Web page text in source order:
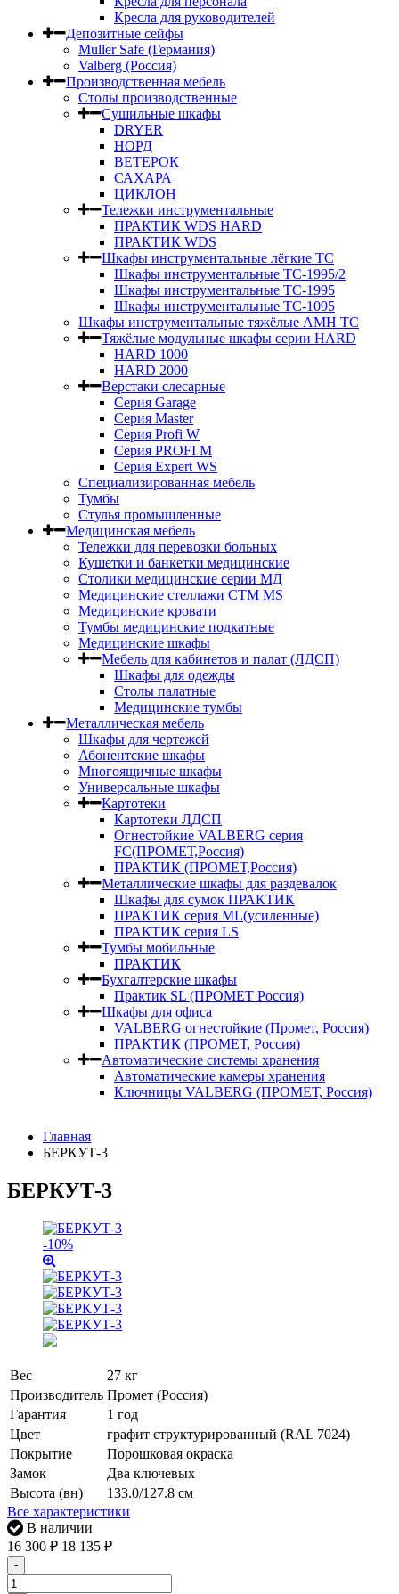
Кресла для руководителей
Депозитные сейфы
Muller Safe (Германия)
Valberg (Россия)
Производственная мебель
Столы производственные
Сушильные шкафы
DRYER
НОРД
ВЕТЕРОК
САХАРА
ЦИКЛОН
Тележки инструментальные
ПРАКТИК WDS HARD
ПРАКТИК WDS
Шкафы инструментальные лёгкие ТС
Шкафы инструментальные ТС-1995/2
Шкафы инструментальные TC-1995
Шкафы инструментальные TC-1095
Шкафы инструментальные тяжёлые AMH TC
Тяжёлые модульные шкафы серии HARD
HARD 1000
HARD 2000
Верстаки слесарные
Серия Garage
Серия Master
Серия Profi W
Серия PROFI M
Серия Expert WS
Специализированная мебель
Тумбы
Стулья промышленные
Медицинская мебель
Тележки для перевозки больных
Кушетки и банкетки медицинские
Столики медицинские серии МД
Медицинские стеллажи СТМ MS
Медицинские кровати
Тумбы медицинские подкатные
Медицинские шкафы
Мебель для кабинетов и палат (ЛДСП)
Шкафы для одежды
Столы палатные
Медицинские тумбы
Металлическая мебель
Шкафы для чертежей
Абонентские шкафы
Многоящичные шкафы
Универсальные шкафы
Картотеки
Картотеки ЛДСП
Огнестойкие VALBERG серия
FC(ПРОМЕТ,Россия)
ПРАКТИК (ПРОМЕТ,Россия)
Металлические шкафы для раздевалок
Шкафы для сумок ПРАКТИК
ПРАКТИК серия ML(усиленные)
ПРАКТИК серия LS
Тумбы мобильные
ПРАКТИК
Бухгалтерские шкафы
Практик SL (ПРОМЕТ Россия)
Шкафы для офиса
VALBERG огнестойкие (Промет, Россия)
ПРАКТИК (ПРОМЕТ, Россия)
Автоматические системы хранения
Автоматические камеры хранения
Ключницы VALBERG (ПРОМЕТ, Россия)
Главная
БЕРКУТ-3
БЕРКУТ-3
-10%
Вес
27 кг
Производитель Промет (Россия)
Гарантия
1 год
Цвет
графит структурированный (RAL 7024)
Покрытие
Порошковая окраска
Замок
Два ключевых
Высота (вн)
133.0/127.8 см
Все характеристики
В наличии
16 300 ₽ 18 135 ₽
-